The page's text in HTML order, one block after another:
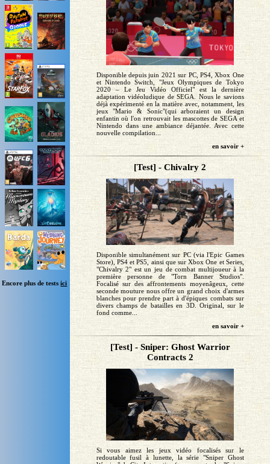
Encore plus de testsici
Disponible depuis juin 2021 sur PC, PS4, Xbox One
et Nintendo Switch, "Jeux Olympiques de Tokyo
2020 – Le Jeu Vidéo Officiel" est la dernière
adaptation vidéoludique de SEGA. Nous le savions
déjà expérimenté en la matière avec, notamment, les
jeux "Mario & Sonic"(qui arboraient un design
enfantin où l'on retrouvait les mascottes de SEGA et
Nintendo dans une ambiance déjantée. Avec cette
nouvelle compilation...
en savoir +
[Test] - Chivalry 2
Disponible simultanément sur PC (via l'Epic Games
Store), PS4 et PS5, ainsi que sur Xbox One et Series,
"Chivalry 2" est un jeu de combat multijoueur à la
première personne de "Torn Banner Studios".
Focalisé sur des affrontements moyenâgeux, cette
seconde mouture nous offre un grand choix d'armes
blanches pour prendre part à d'épiques combats sur
divers champs de batailles en 3D. Original, sur le
fond comme...
en savoir +
[Test] - Sniper: Ghost Warrior
Contracts 2
Si vous aimez les jeux vidéo focalisés sur le
redoutable fusil à lunette, la série "Sniper Ghost